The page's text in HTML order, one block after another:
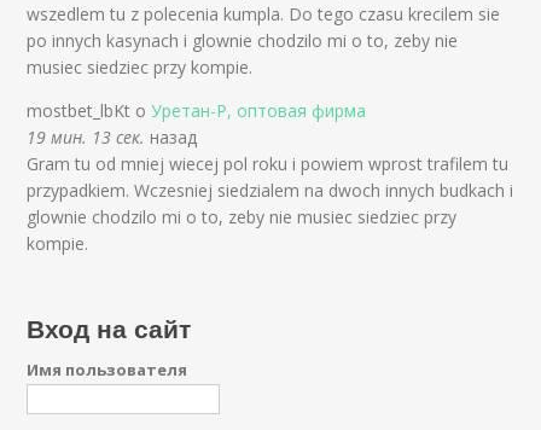
wszedlem tu z polecenia kumpla. Do tego czasu krecilem sie
po innych kasynach i glownie chodzilo mi o to, zeby nie
musiec siedziec przy kompie.
mostbet_lbKt оУретан-Р, оптовая фирма
19 мин. 13 сек. назад
Gram tu od mniej wiecej pol roku i powiem wprost trafilem tu
przypadkiem. Wczesniej siedzialem na dwoch innych budkach i
glownie chodzilo mi o to, zeby nie musiec siedziec przy
kompie.
Вход на сайт
Имя пользователя